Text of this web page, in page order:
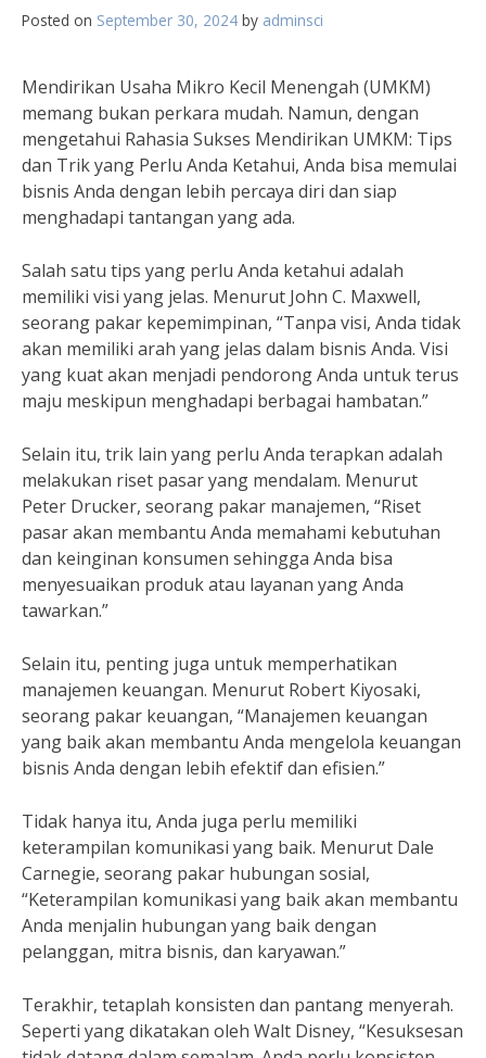
Posted on September 30, 2024 by adminsci
Mendirikan Usaha Mikro Kecil Menengah (UMKM)
memang bukan perkara mudah. Namun, dengan
mengetahui Rahasia Sukses Mendirikan UMKM: Tips
dan Trik yang Perlu Anda Ketahui, Anda bisa memulai
bisnis Anda dengan lebih percaya diri dan siap
menghadapi tantangan yang ada.
Salah satu tips yang perlu Anda ketahui adalah
memiliki visi yang jelas. Menurut John C. Maxwell,
seorang pakar kepemimpinan, “Tanpa visi, Anda tidak
akan memiliki arah yang jelas dalam bisnis Anda. Visi
yang kuat akan menjadi pendorong Anda untuk terus
maju meskipun menghadapi berbagai hambatan.”
Selain itu, trik lain yang perlu Anda terapkan adalah
melakukan riset pasar yang mendalam. Menurut
Peter Drucker, seorang pakar manajemen, “Riset
pasar akan membantu Anda memahami kebutuhan
dan keinginan konsumen sehingga Anda bisa
menyesuaikan produk atau layanan yang Anda
tawarkan.”
Selain itu, penting juga untuk memperhatikan
manajemen keuangan. Menurut Robert Kiyosaki,
seorang pakar keuangan, “Manajemen keuangan
yang baik akan membantu Anda mengelola keuangan
bisnis Anda dengan lebih efektif dan efisien.”
Tidak hanya itu, Anda juga perlu memiliki
keterampilan komunikasi yang baik. Menurut Dale
Carnegie, seorang pakar hubungan sosial,
“Keterampilan komunikasi yang baik akan membantu
Anda menjalin hubungan yang baik dengan
pelanggan, mitra bisnis, dan karyawan.”
Terakhir, tetaplah konsisten dan pantang menyerah.
Seperti yang dikatakan oleh Walt Disney, “Kesuksesan